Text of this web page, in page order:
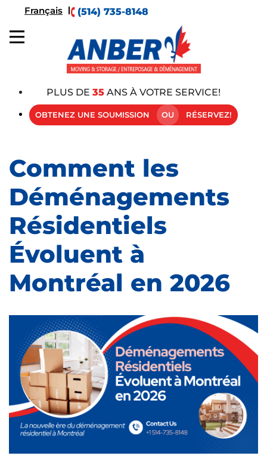
Français (514) 735-8148
PLUS DE 35 ANS À VOTRE SERVICE!
OBTENEZ UNE SOUMISSION OU RÉSERVEZ!
Comment les
Déménagements
Résidentiels
Évoluent à
Montréal en 2026